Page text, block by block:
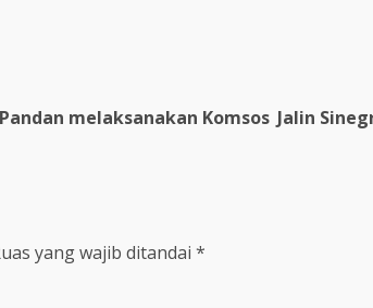
melaksanakan Komsos Jalin
yang wajib ditandai *